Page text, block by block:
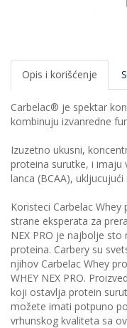
Opis i korišćenje
Carbelac® je spektar
kombinuju izvanredne
Izuzetno ukusni,
proteina surutke, i imaju
lanca (BCAA), ukljucujući
Koristeci Carbelac
strane eksperata za
NEX PRO je najbolje
proteina. Carbery su
njihov Carbelac Whey
WHEY NEX PRO.
koji ostavlja protein
možete imati potpuno
vrhunskog kvaliteta sa